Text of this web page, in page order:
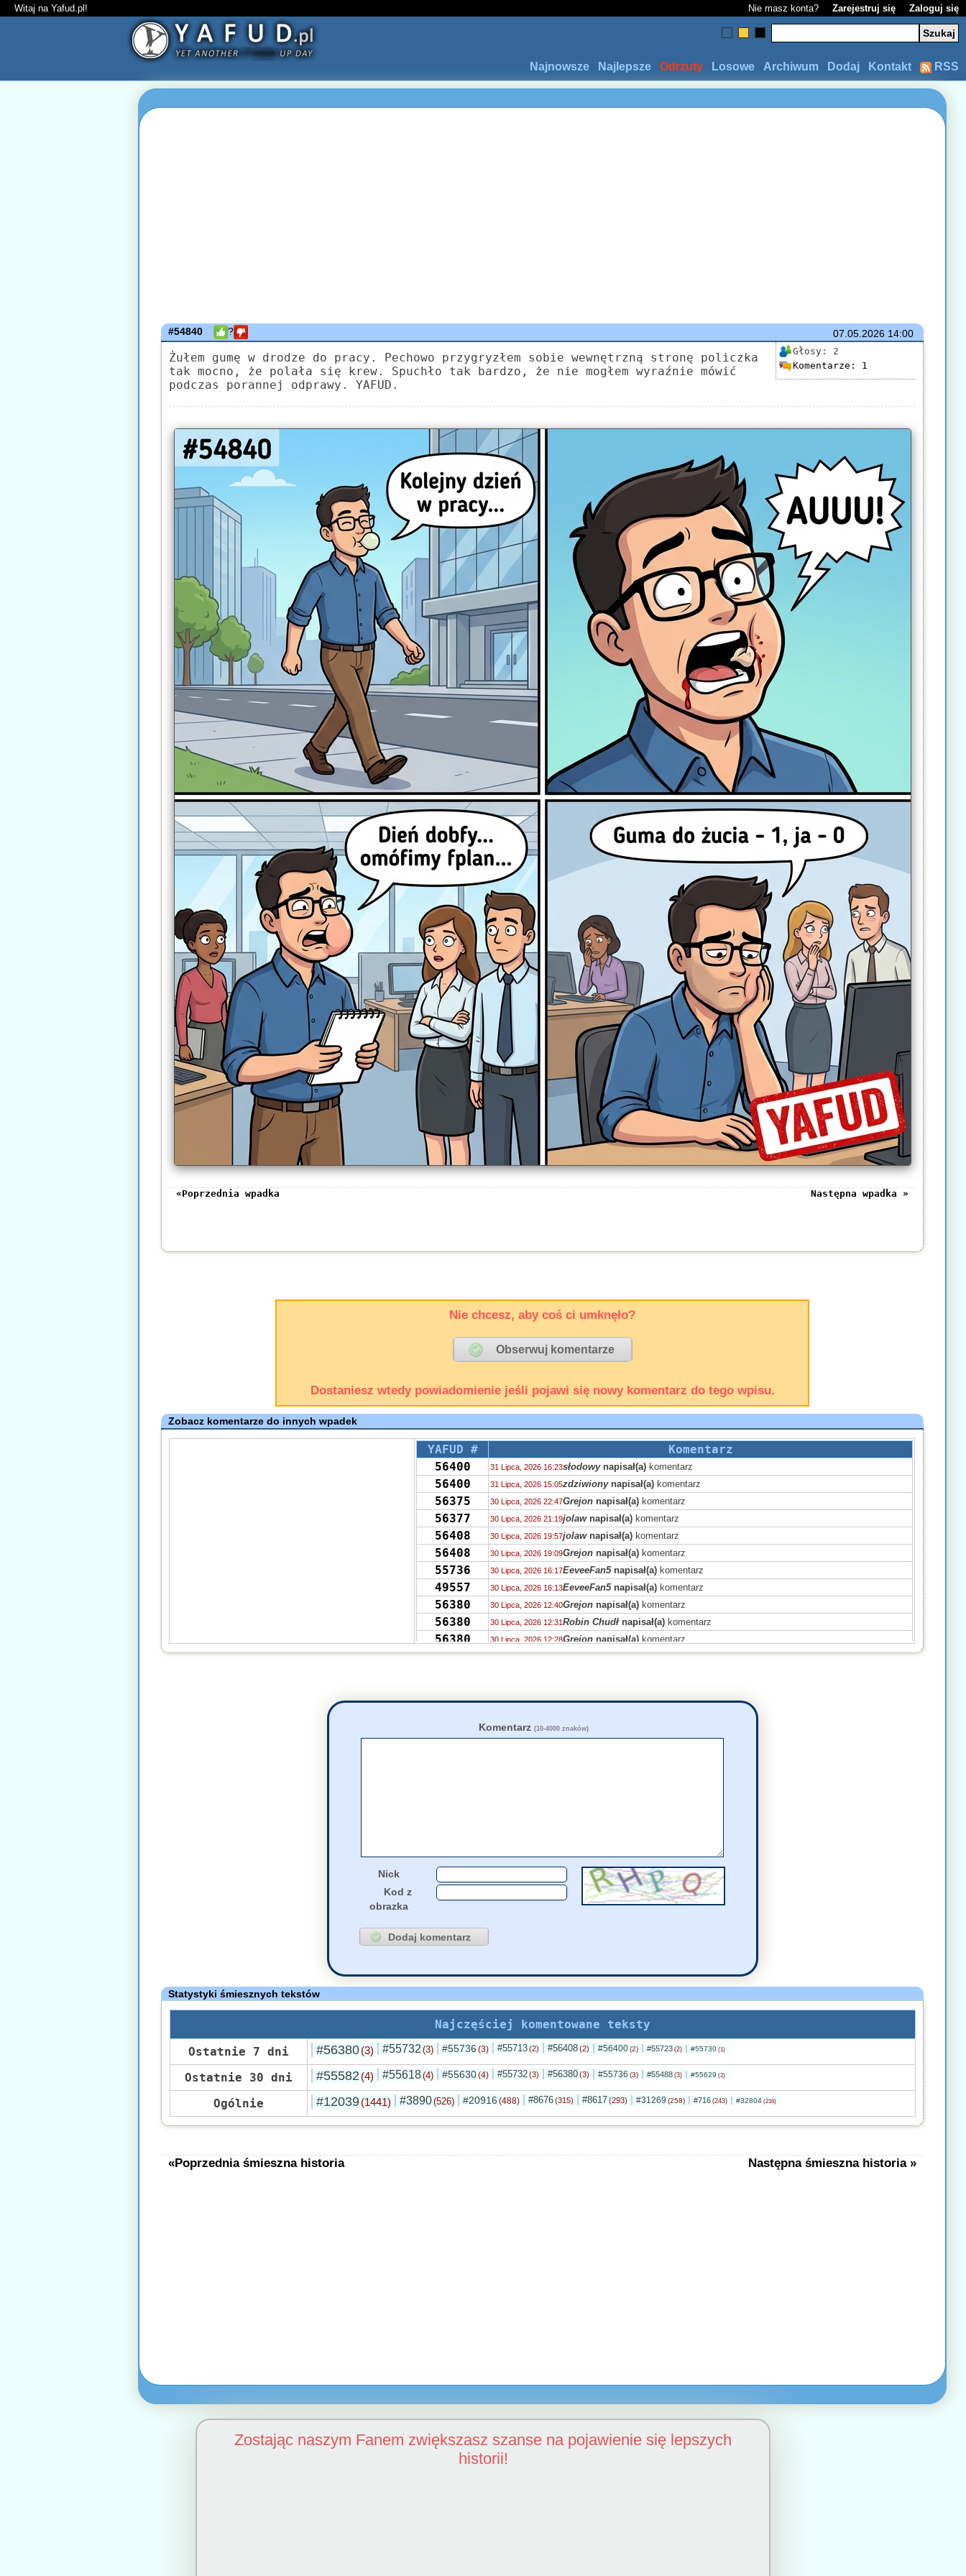
Witaj na Yafud.pl! Nie masz konta? Zarejestruj się Zaloguj się
RSS
Kontakt
Dodaj
Archiwum
Losowe
Odrzuty
Najlepsze
Najnowsze
07.05.202614:00
#54840 ?
Głosy: 2
Komentarze: 1
Żułem gumę w drodze do pracy. Pechowo przygryzłem sobie wewnętrzną stronę policzka
tak mocno, że polała się krew. Spuchło tak bardzo, że nie mogłem wyraźnie mówić
podczas porannej odprawy. YAFUD.
«Poprzednia wpadka Następna wpadka »
Nie chcesz, aby coś ci umknęło?
Dostaniesz wtedy powiadomienie jeśli pojawi się nowy komentarz do tego wpisu.
Zobacz komentarze do innych wpadek
YAFUD #
Komentarz
56400
31 Lipca, 2026 16:23słodowynapisał(a) komentarz
56400 31 Lipca, 2026 15:05zdziwionynapisał(a) komentarz
56375 30 Lipca, 2026 22:47Grejon napisał(a) komentarz
56377 30 Lipca, 2026 21:19jolawnapisał(a) komentarz
56408 30 Lipca, 2026 19:57jolawnapisał(a) komentarz
56408 30 Lipca, 2026 19:09Grejon napisał(a) komentarz
55736 30 Lipca, 2026 16:17EeveeFan5napisał(a) komentarz
49557 30 Lipca, 2026 16:13EeveeFan5napisał(a) komentarz
56380 30 Lipca, 2026 12:40Grejon napisał(a) komentarz
56380 30 Lipca, 2026 12:31Robin Chudł napisał(a) komentarz
56380 30 Lipca, 2026 12:28Grejon napisał(a) komentarz
56393 30 Lipca, 2026 08:46PRVWnapisał(a)komentarz
29 Lipca, 2026 12:13QTWU
56386
Komentarz (10-4000 znaków)
Nick
Kod z
obrazka
Statystyki śmiesznych tekstów
Najczęściej komentowane teksty
Ostatnie 7 dni
#56380 (3) #55732 (3) #55736 (3) #55713 (2) #56408 (2) #56400 (2) #55723 (2) #55730 (1)
Ostatnie 30 dni #55582 (4) #55618(4) #55630(4) #55732 (3) #56380 (3) #55736 (3) #55488 (3) #55629 (2)
Ogólnie #12039 (1441) #3890(526) #20916 (488) #8676 (315) #8617 (293) #31269 (258) #716 (243) #32804 (216)
«Poprzednia śmieszna historia Następna śmieszna historia »
Zostając naszym Fanem zwiększasz szanse na pojawienie się lepszych
historii!